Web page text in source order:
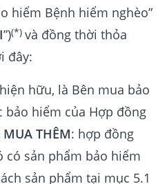
hiểm Bệnh hiểm nghèo”
”)(*) và đồng thời thỏa
đây:
hữu, là Bên mua bảo
hiểm của Hợp đồng
MUA THÊM: hợp đồng
sản phẩm bảo hiểm
sản phẩm tại mục 5.1